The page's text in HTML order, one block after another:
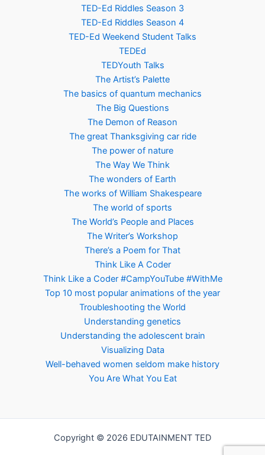
TED-Ed Riddles Season 3
TED-Ed Riddles Season 4
TED-Ed Weekend Student Talks
TEDEd
TEDYouth Talks
The Artist’s Palette
The basics of quantum mechanics
The Big Questions
The Demon of Reason
The great Thanksgiving car ride
The power of nature
The Way We Think
The wonders of Earth
The works of William Shakespeare
The world of sports
The World’s People and Places
The Writer’s Workshop
There’s a Poem for That
Think Like A Coder
Think Like a Coder #CampYouTube #WithMe
Top 10 most popular animations of the year
Troubleshooting the World
Understanding genetics
Understanding the adolescent brain
Visualizing Data
Well-behaved women seldom make history
You Are What You Eat
Copyright © 2026 EDUTAINMENT TED